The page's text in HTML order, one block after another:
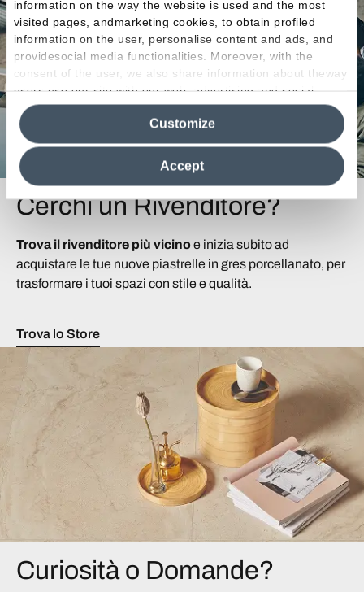
information on the way the website is used and the most
visited pages, andmarketing cookies, to obtain profiled
information on the user, personalise content and ads, and
providesocial media functionalities. Moreover, with the
consent of the user, we also share information about theway
users use our site with our web, advertising and social
media analytics partners, who may combine itwith other
information in their possession. By closing this banner,
clicking on "Reject", it will be possible tocontinue browsing
the site after installing only technical cookies. For more
information see the
Cookie Policy
Accept
Customize
Cerchi un Rivenditore?
Trova il rivenditore più vicinoe inizia subito ad
acquistare le tue nuove piastrelle in gres porcellanato, per
trasformare i tuoi spazi con stile e qualità.
Trova lo Store
Curiosità o Domande?